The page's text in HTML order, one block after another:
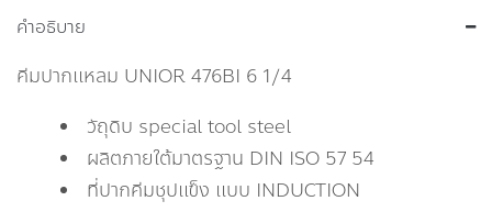
คำอธิบาย
คีมปากเเหลม UNIOR 476BI 6 1/4
วัถุดิบ special tool steel
ผลิตภายใต้มาตรฐาน DIN ISO 57 54
ที่ปากคีมชุปแข็ง เเบบ INDUCTION